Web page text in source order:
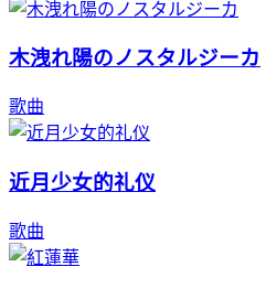
木洩れ陽のノスタルジーカ
歌曲
近月少女的礼仪
歌曲